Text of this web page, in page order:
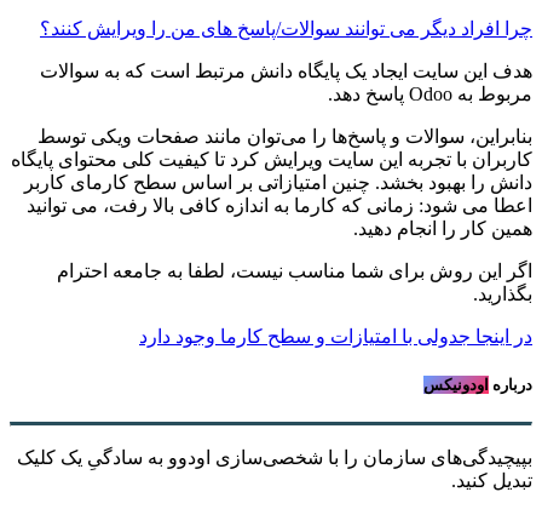
چرا افراد دیگر می توانند سوالات/پاسخ های من را ویرایش کنند؟
هدف این سایت ایجاد یک پایگاه دانش مرتبط است که به سوالات
مربوط به Odoo پاسخ دهد.
بنابراین، سوالات و پاسخ‌ها را می‌توان مانند صفحات ویکی توسط
کاربران با تجربه این سایت ویرایش کرد تا کیفیت کلی محتوای پایگاه
دانش را بهبود بخشد. چنین امتیازاتی بر اساس سطح کارمای کاربر
اعطا می شود: زمانی که کارما به اندازه کافی بالا رفت، می توانید
همین کار را انجام دهید.
اگر این روش برای شما مناسب نیست، لطفا به جامعه احترام
بگذارید.
در اینجا جدولی با امتیازات و سطح کارما وجود دارد
درباره اودونیکس
بپیچیدگی‌های سازمان را با شخصی‌سازی اودوو به سادگیِ یک کلیک
تبدیل کنید.